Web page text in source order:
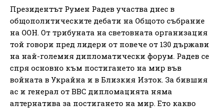
Президентът Румен Радев участва днес в
oбщополитическите дебати на Общото събрание
на ООН. От трибуната на световната организация
той говори пред лидери от повече от 130 държави
на най-големия дипломатически форум. Радев се
спря основно към постигането на мир във
войната в Украйна и в Близкия Изток. За бившия
ас и генерал от ВВС дипломацията няма
алтернатива за постигането на мир. Ето какво